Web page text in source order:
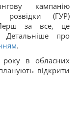
кампанію
розвідки (ГУР)
Перш за все, це
Детальніше про
.
року в обласних
відкрити